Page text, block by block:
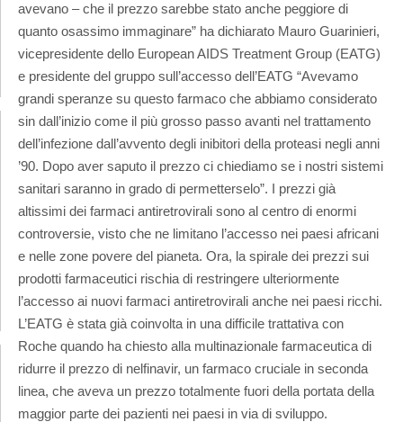
avevano – che il prezzo sarebbe stato anche peggiore di
quanto osassimo immaginare” ha dichiarato Mauro Guarinieri,
vicepresidente dello European AIDS Treatment Group (EATG)
e presidente del gruppo sull’accesso dell’EATG “Avevamo
grandi speranze su questo farmaco che abbiamo considerato
sin dall’inizio come il più grosso passo avanti nel trattamento
dell’infezione dall’avvento degli inibitori della proteasi negli anni
’90. Dopo aver saputo il prezzo ci chiediamo se i nostri sistemi
sanitari saranno in grado di permetterselo”. I prezzi già
altissimi dei farmaci antiretrovirali sono al centro di enormi
controversie, visto che ne limitano l’accesso nei paesi africani
e nelle zone povere del pianeta. Ora, la spirale dei prezzi sui
prodotti farmaceutici rischia di restringere ulteriormente
l’accesso ai nuovi farmaci antiretrovirali anche nei paesi ricchi.
L’EATG è stata già coinvolta in una difficile trattativa con
Roche quando ha chiesto alla multinazionale farmaceutica di
ridurre il prezzo di nelfinavir, un farmaco cruciale in seconda
linea, che aveva un prezzo totalmente fuori della portata della
maggior parte dei pazienti nei paesi in via di sviluppo.